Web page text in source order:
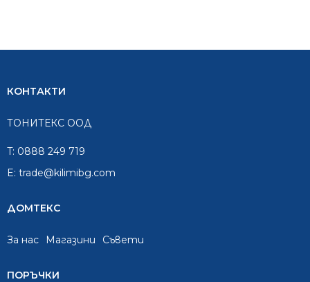
КОНТАКТИ
ТОНИТЕКС ООД
T: 0888 249 719
E: trade@kilimibg.com
ДОМТЕКС
За нас Mагазини Съвети
ПОРЪЧКИ